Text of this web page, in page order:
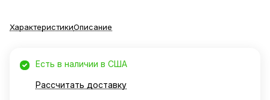
ХарактеристикиОписание
Есть в наличии в США
Рассчитать доставку